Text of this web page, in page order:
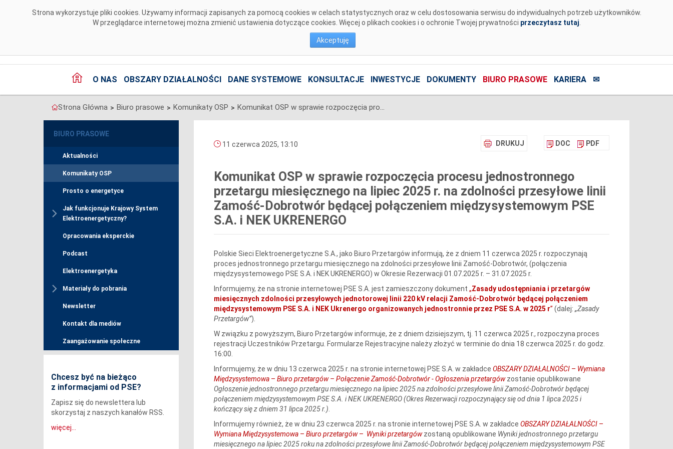
Strona wykorzystuje pliki cookies. Używamy informacji zapisanych za pomocą cookies w celach statystycznych oraz w celu dostosowania serwisu do indywidualnych potrzeb użytkowników.
W przeglądarce internetowej można zmienić ustawienia dotyczące cookies. Więcej o plikach cookies i o ochronie Twojej prywatności przeczytasz tutaj
Akceptuję
O NAS OBSZARY DZIAŁALNOŚCI DANE SYSTEMOWE KONSULTACJE INWESTYCJE DOKUMENTY BIURO PRASOWE KARIERA ✉
Strona Główna > Biuro prasowe > Komunikaty OSP > Komunikat OSP w sprawie rozpoczęcia procesu jednostronnego przetargu miesięcznego na lipiec 2025 r. na zdolności przesyłowe linii Zamość-Dobrotwór będącej połączeniem międzysystemowym PSE S.A. i NEK UKRENERGO
BIURO PRASOWE
Aktualności
Komunikaty OSP
Prosto o energetyce
Jak funkcjonuje Krajowy System
Elektroenergetyczny?
Opracowania eksperckie
Podcast
Elektroenergetyka
Materiały do pobrania
Newsletter
Kontakt dla mediów
Zaangażowanie społeczne
Chcesz być na bieżąco
z informacjami od PSE?
Zapisz się do newslettera lub
skorzystaj z naszych kanałów RSS.
więcej...
DRUKUJ DOC PDF
11 czerwca 2025, 13:10
Komunikat OSP w sprawie rozpoczęcia procesu jednostronnego
przetargu miesięcznego na lipiec 2025 r. na zdolności przesyłowe linii
Zamość-Dobrotwór będącej połączeniem międzysystemowym PSE
S.A. i NEK UKRENERGO
Polskie Sieci Elektroenergetyczne S.A., jako Biuro Przetargów informują, że z dniem 11 czerwca 2025 r. rozpoczynają
proces jednostronnego przetargu miesięcznego na zdolności przesyłowe linii Zamość‑Dobrotwór, (połączenia
międzysystemowego PSE S.A. i NEK UKRENERGO) w Okresie Rezerwacji 01.07.2025 r. – 31.07.2025 r.
Informujemy, że na stronie internetowej PSE S.A. jest zamieszczony dokument „Zasady udostępniania i przetargów
miesięcznych zdolności przesyłowych jednotorowej linii 220 kV relacji Zamość‑Dobrotwór będącej połączeniem
międzysystemowym PSE S.A. i NEK Ukrenergo organizowanych jednostronnie przez PSE S.A. w 2025 r” (dalej: „Zasady
Przetargów”).
W związku z powyższym, Biuro Przetargów informuje, że z dniem dzisiejszym, tj. 11 czerwca 2025 r., rozpoczyna proces
rejestracji Uczestników Przetargu. Formularze Rejestracyjne należy złożyć w terminie do dnia 18 czerwca 2025 r. do godz.
16:00.
Informujemy, że w dniu 13 czerwca 2025 r. na stronie internetowej PSE S.A. w zakładce OBSZARY DZIAŁALNOŚCI – Wymiana
Międzysystemowa – Biuro przetargów – Połączenie Zamość-Dobrotwór - Ogłoszenia przetargówzostanie opublikowane
Ogłoszenie jednostronnego przetargu miesięcznego na lipiec 2025 na zdolności przesyłowe linii Zamość‑Dobrotwór będącej
połączeniem międzysystemowym PSE S.A. i NEK UKRENERGO (Okres Rezerwacji rozpoczynający się od dnia 1 lipca 2025 i
kończący się z dniem 31 lipca 2025 r.)
Informujemy również, że w dniu 23 czerwca 2025 r. na stronie internetowej PSE S.A. w zakładce OBSZARY DZIAŁALNOŚCI –
Wymiana Międzysystemowa – Biuro przetargów– Wyniki przetargówzostaną opublikowane Wyniki jednostronnego przetargu
miesięcznego na lipiec 2025 roku na zdolności przesyłowe linii Zamość‑Dobrotwór będącej połączeniem międzysystemowym PSE